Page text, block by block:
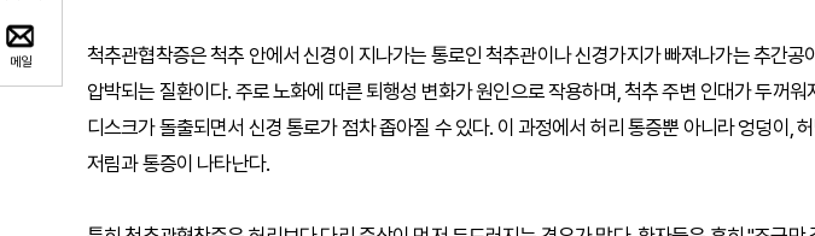
메일
척추관협착증은 척추 안에서 신경이 지나가는 통로인 척추관이나 신경가지가 빠져나가는 추간공
압박되는 질환이다. 주로 노화에 따른 퇴행성 변화가 원인으로 작용하며, 척추 주변 인대가 두꺼
디스크가 돌출되면서 신경 통로가 점차 좁아질 수 있다. 이 과정에서 허리 통증뿐 아니라 엉덩이,
저림과 통증이 나타난다.